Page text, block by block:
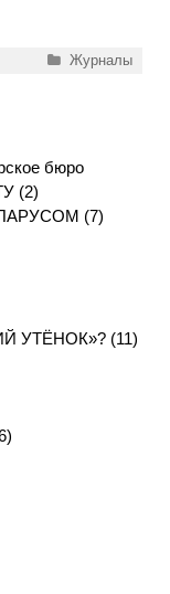
Рубрики
Журналы
бюро
(2)
(7)
УТЁНОК»? (11)